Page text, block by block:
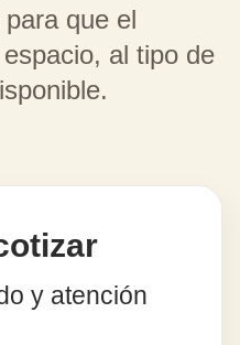
que el
al tipo de
y atención